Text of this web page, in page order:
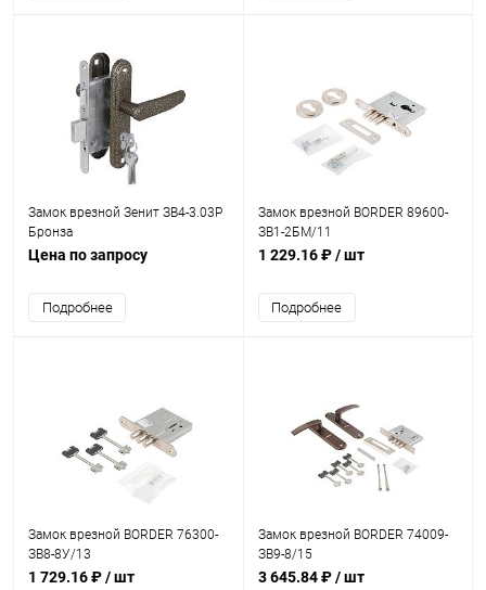
Замок врезной Зенит ЗВ4-3.03P
Бронза
Цена по запросу
Подробнее
Замок врезной BORDER 89600-
ЗВ1-2БМ/11
1 229.16 ₽/ шт
Подробнее
Замок врезной BORDER 76300-
ЗВ8-8У/13
1 729.16 ₽/ шт
Замок врезной BORDER 74009-
ЗВ9-8/15
3 645.84 ₽/ шт